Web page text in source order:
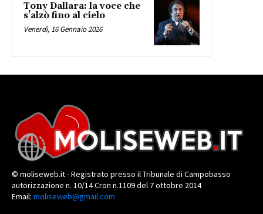
Tony Dallara: la voce che
s’alzò fino al cielo
Venerdì, 16 Gennaio 2026
© moliseweb.it - Registrato presso il Tribunale di Campobasso
autorizzazione n. 10/14 Cron n.1109 del 7 ottobre 2014
Email: moliseweb@gmail.com